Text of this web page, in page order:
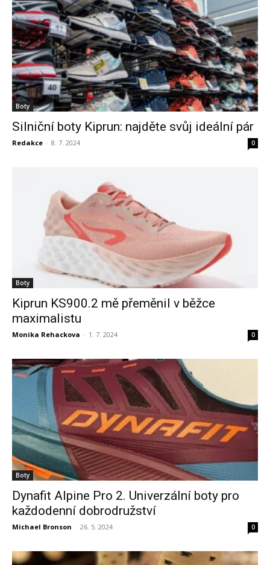
Boty
Silniční boty Kiprun: najděte svůj ideální pár
Redakce - 8. 7. 2024 0
Boty
Kiprun KS900.2 mě přeměnil v běžce
maximalistu
Monika Rehackova - 1. 7. 2024 0
Boty
Dynafit Alpine Pro 2. Univerzální boty pro
každodenní dobrodružství
Michael Bronson - 26. 5. 2024 0